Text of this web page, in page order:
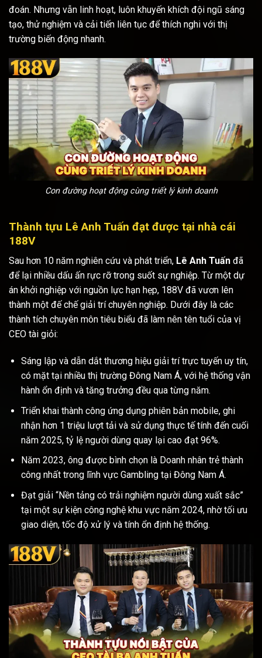
đoán. Nhưng vẫn linh hoạt, luôn khuyến khích đội ngũ sáng
tạo, thử nghiệm và cải tiến liên tục để thích nghi với thị
trường biến động nhanh.
Con đường hoạt động cùng triết lý kinh doanh
Thành tựu Lê Anh Tuấn đạt được tại nhà cái
188V
Sau hơn 10 năm nghiên cứu và phát triển, Lê Anh Tuấn đã
để lại nhiều dấu ấn rực rỡ trong suốt sự nghiệp. Từ một dự
án khởi nghiệp với nguồn lực hạn hẹp, 188V đã vươn lên
thành một đế chế giải trí chuyên nghiệp. Dưới đây là các
thành tích chuyên môn tiêu biểu đã làm nên tên tuổi của vị
CEO tài giỏi:
Sáng lập và dẫn dắt thương hiệu giải trí trực tuyến uy tín,
có mặt tại nhiều thị trường Đông Nam Á, với hệ thống vận
hành ổn định và tăng trưởng đều qua từng năm.
Triển khai thành công ứng dụng phiên bản mobile, ghi
nhận hơn 1 triệu lượt tải và sử dụng thực tế tính đến cuối
năm 2025, tỷ lệ người dùng quay lại cao đạt 96%.
Năm 2023, ông được bình chọn là Doanh nhân trẻ thành
công nhất trong lĩnh vực Gambling tại Đông Nam Á.
Đạt giải “Nền tảng có trải nghiệm người dùng xuất sắc”
tại một sự kiện công nghệ khu vực năm 2024, nhờ tối ưu
giao diện, tốc độ xử lý và tính ổn định hệ thống.